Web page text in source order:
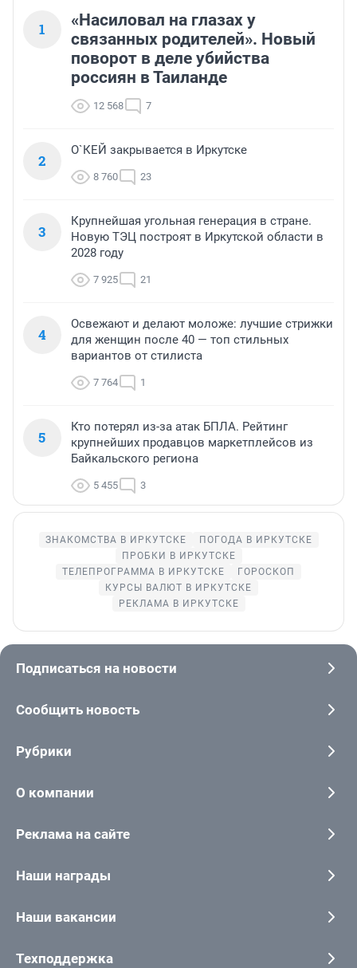
1
«Насиловал на глазах у
связанных родителей». Новый
поворот в деле убийства
россиян в Таиланде
12 568 7
2
О`КЕЙ закрывается в Иркутске
8 760 23
3
Крупнейшая угольная генерация в стране.
Новую ТЭЦ построят в Иркутской области в
2028 году
7 925 21
4
Освежают и делают моложе: лучшие стрижки
для женщин после 40 — топ стильных
вариантов от стилиста
7 764 1
5
Кто потерял из-за атак БПЛА. Рейтинг
крупнейших продавцов маркетплейсов из
Байкальского региона
5 455 3
ЗНАКОМСТВА В ИРКУТСКЕ
ПОГОДА В ИРКУТСКЕ
ПРОБКИ В ИРКУТСКЕ
ТЕЛЕПРОГРАММА В ИРКУТСКЕ
ГОРОСКОП
КУРСЫ ВАЛЮТ В ИРКУТСКЕ
РЕКЛАМА В ИРКУТСКЕ
Подписаться на новости
Сообщить новость
Рубрики
О компании
Реклама на сайте
Наши награды
Наши вакансии
Техподдержка